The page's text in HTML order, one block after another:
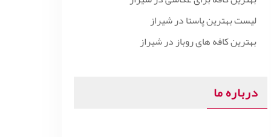
لیست بهترین پاستا در شیراز
بهترین کافه های روباز در شیراز
درباره ما